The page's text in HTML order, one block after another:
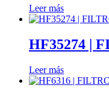
Leer más
HF35274 |
Leer más